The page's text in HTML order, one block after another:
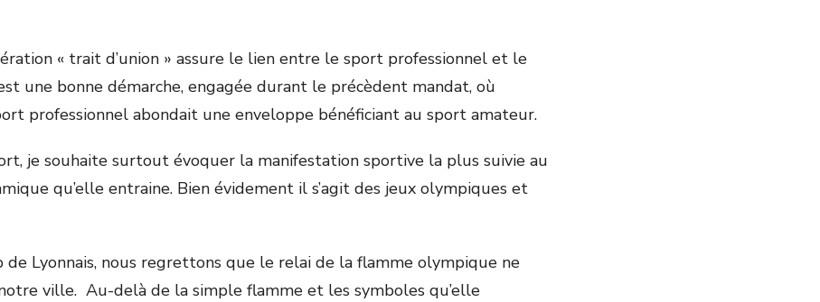
« trait d’union » assure le lien entre le sport professionnel et le
une bonne démarche, engagée durant le précèdent mandat, où
professionnel abondait une enveloppe bénéficiant au sport amateur.
je souhaite surtout évoquer la manifestation sportive la plus suivie au
qu’elle entraine. Bien évidement il s’agit des jeux olympiques et
de Lyonnais, nous regrettons que le relai de la flamme olympique ne
notre ville. Au-delà de la simple flamme et les symboles qu’elle